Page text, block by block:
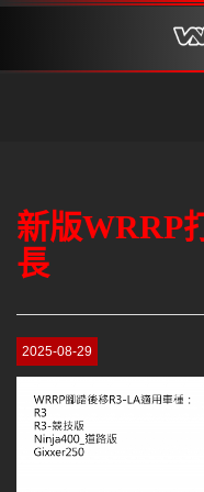
新版WRRP
長
2025-08-29